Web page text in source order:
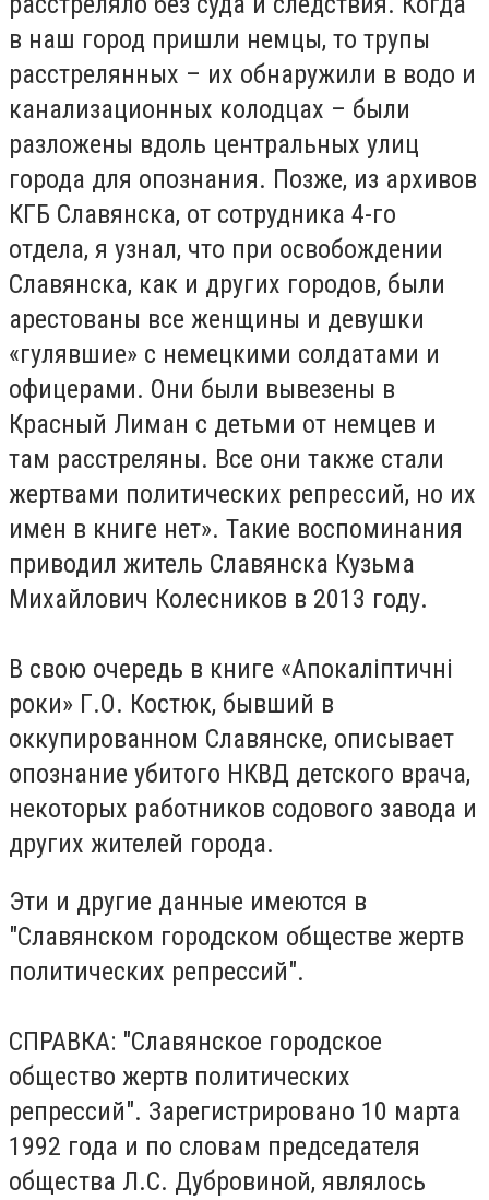
в наш город пришли немцы, то трупы
расстрелянных – их обнаружили в водо и
канализационных колодцах – были
разложены вдоль центральных улиц
города для опознания. Позже, из архивов
КГБ Славянска, от сотрудника 4-го
отдела, я узнал, что при освобождении
Славянска, как и других городов, были
арестованы все женщины и девушки
«гулявшие» с немецкими солдатами и
офицерами. Они были вывезены в
Красный Лиман с детьми от немцев и
там расстреляны. Все они также стали
жертвами политических репрессий, но их
имен в книге нет». Такие воспоминания
приводил житель Славянска Кузьма
Михайлович Колесников в 2013 году.
В свою очередь в книге «Апокаліптичні
роки» Г.О. Костюк, бывший в
оккупированном Славянске, описывает
опознание убитого НКВД детского врача,
некоторых работников содового завода и
других жителей города.
Эти и другие данные имеются в
"Славянском городском обществе жертв
политических репрессий".
СПРАВКА: "Славянское городское
общество жертв политических
репрессий". Зарегистрировано 10 марта
1992 года и по словам председателя
общества Л.С. Дубровиной, являлось